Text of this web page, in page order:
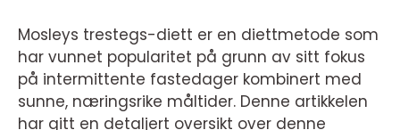
Mosleys trestegs-diett er en diettmetode som
har vunnet popularitet på grunn av sitt fokus
på intermittente fastedager kombinert med
sunne, næringsrike måltider. Denne artikkelen
har gitt en detaljert oversikt over denne